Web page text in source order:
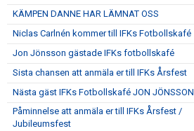
KÄMPEN DANNE HAR LÄMNAT OSS
Niclas Carlnén kommer till IFKs Fotbollskafé
Jon Jönsson gästade IFKs fotbollskafé
Sista chansen att anmäla er till IFKs Årsfest
Nästa gäst IFKs Fotbollskafé JON JÖNSSON
Påminnelse att anmäla er till IFKs Årsfest /
Jubileumsfest